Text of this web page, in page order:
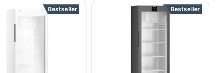
Bestseller Bestseller